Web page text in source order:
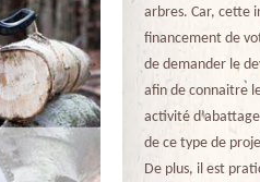
arbres. Car, cette
financement de
de demander le
afin de connaitre
activité
de ce type de
De plus, il est